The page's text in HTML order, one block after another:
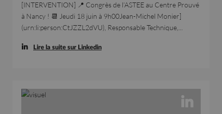
[INTERVENTION] 📍 Congrès de l’ASTEE au Centre Prouvé
à Nancy ! 📆 Jeudi 18 juin à 9h00Jean-Michel Monier]
(urn:li:person:CtJZZL2dVU), Responsable Technique,...
Lire la suite sur Linkedin